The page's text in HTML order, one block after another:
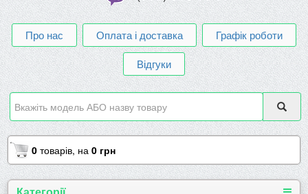
Про нас Оплата і доставка
Графік роботи
Відгуки
0 товарів, на 0 грн